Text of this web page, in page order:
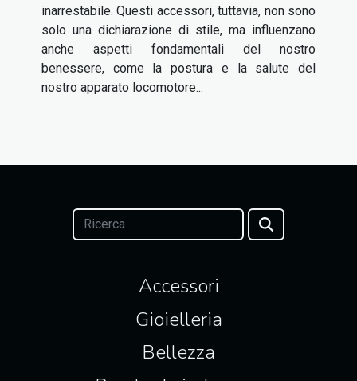
inarrestabile. Questi accessori, tuttavia, non sono
solo una dichiarazione di stile, ma influenzano
anche aspetti fondamentali del nostro
benessere, come la postura e la salute del
nostro apparato locomotore...
Accessori
Gioielleria
Bellezza